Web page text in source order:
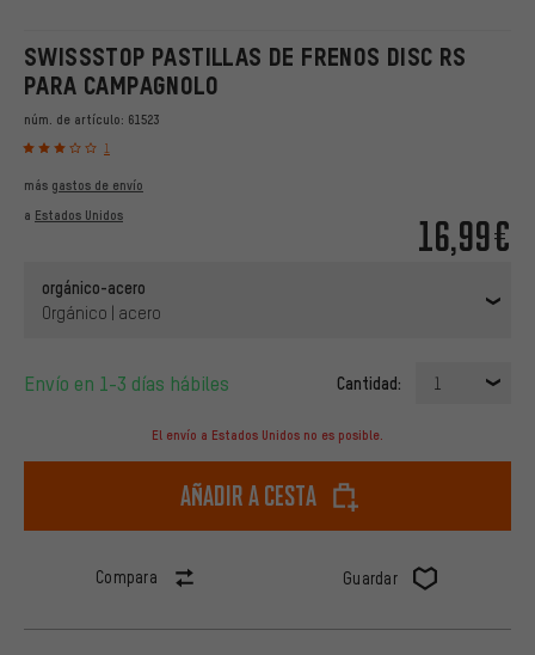
SWISSSTOP PASTILLAS DE FRENOS DISC RS
PARA CAMPAGNOLO
núm. de artículo: 61523
1
16,99€
más gastos de envío
a Estados Unidos
orgánico-acero
Orgánico | acero
Envío en 1-3 días hábiles Cantidad: 1
El envío a Estados Unidos no es posible.
Añadir a cesta
Compara Guardar